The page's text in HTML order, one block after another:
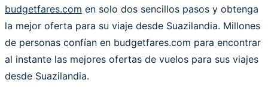
budgetfares.com en solo dos sencillos pasos y obtenga
la mejor oferta para su viaje desde Suazilandia. Millones
de personas confían en budgetfares.com para encontrar
al instante las mejores ofertas de vuelos para sus viajes
desde Suazilandia.